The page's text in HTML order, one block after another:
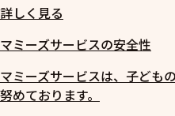
詳しく見る
マミーズサービスの安全性
マミーズサービスは、子ども
努めております。